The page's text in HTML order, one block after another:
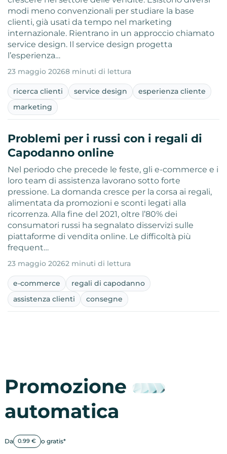
modi meno convenzionali per studiare la base
clienti, già usati da tempo nel marketing
internazionale. Rientrano in un approccio chiamato
service design. Il service design progetta
l’esperienza…
23 maggio 20268 minuti di lettura
ricerca clienti service design
esperienza cliente
marketing
Problemi per i russi con i regali di
Capodanno online
Nel periodo che precede le feste, gli e-commerce e i
loro team di assistenza lavorano sotto forte
pressione. La domanda cresce per la corsa ai regali,
alimentata da promozioni e sconti legati alla
ricorrenza. Alla fine del 2021, oltre l’80% dei
consumatori russi ha segnalato disservizi sulle
piattaforme di vendita online. Le difficoltà più
frequent…
23 maggio 20262 minuti di lettura
e-commerce
regali di capodanno
assistenza clienti
consegne
Promozione
automatica
Da 0.99 € o gratis*